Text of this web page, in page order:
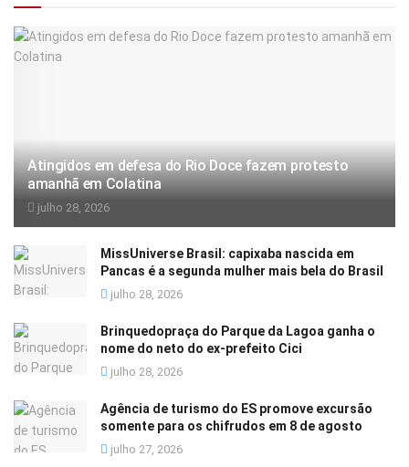
Atingidos em defesa do Rio Doce fazem protesto
amanhã em Colatina
julho 28, 2026
MissUniverse Brasil: capixaba nascida em
Pancas é a segunda mulher mais bela do Brasil
julho 28, 2026
Brinquedopraça do Parque da Lagoa ganha o
nome do neto do ex-prefeito Cici
julho 28, 2026
Agência de turismo do ES promove excursão
somente para os chifrudos em 8 de agosto
julho 27, 2026